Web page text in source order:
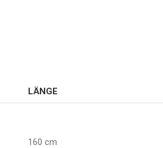
LÄNGE
160 cm